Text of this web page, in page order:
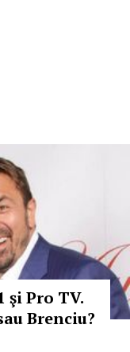
şi Pro TV.
Brenciu?